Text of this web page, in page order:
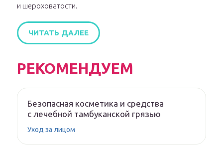
и шероховатости.
ЧИТАТЬ ДАЛЕЕ
РЕКОМЕНДУЕМ
Безопасная косметика и средства
с лечебной тамбуканской грязью
Уход за лицом